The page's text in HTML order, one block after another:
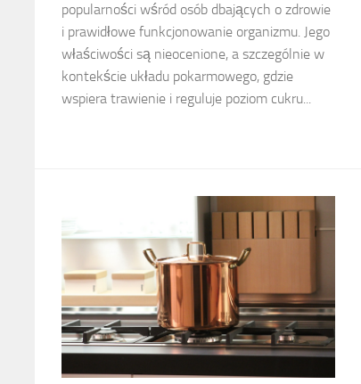
popularności wśród osób dbających o zdrowie
i prawidłowe funkcjonowanie organizmu. Jego
właściwości są nieocenione, a szczególnie w
kontekście układu pokarmowego, gdzie
wspiera trawienie i reguluje poziom cukru...